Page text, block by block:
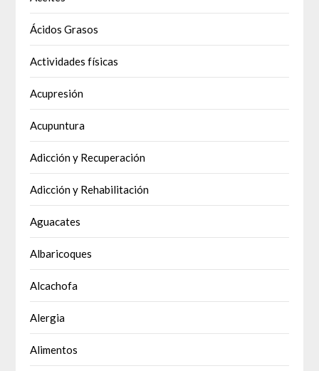
Ácidos Grasos
Actividades físicas
Acupresión
Acupuntura
Adicción y Recuperación
Adicción y Rehabilitación
Aguacates
Albaricoques
Alcachofa
Alergia
Alimentos